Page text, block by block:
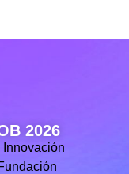
2026